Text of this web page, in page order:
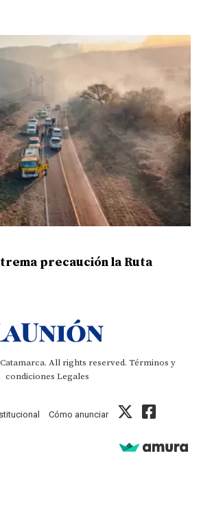
precaución la Ruta
All rights reserved. Términos y
condiciones Legales
Cómo anunciar